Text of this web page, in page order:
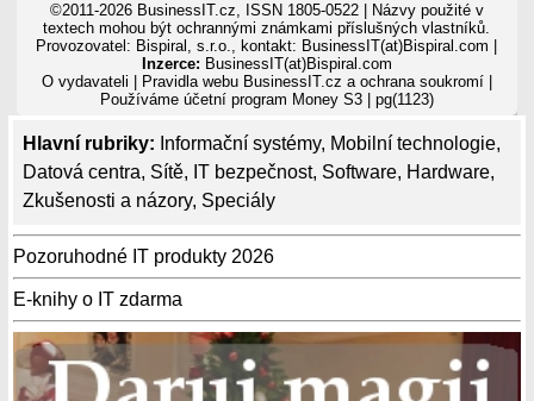
Hlavní rubriky: Informační systémy, Mobilní technologie,
Datová centra, Sítě, IT bezpečnost, Software, Hardware,
Zkušenosti a názory, Speciály
Pozoruhodné IT produkty 2026
E-knihy o IT zdarma
©2011-2026 BusinessIT.cz, ISSN 1805-0522 | Názvy použité v
textech mohou být ochrannými známkami příslušných vlastníků.
Provozovatel: Bispiral, s.r.o., kontakt: BusinessIT(at)Bispiral.com |
Inzerce: BusinessIT(at)Bispiral.com
O vydavateli
Pravidla webu BusinessIT.cz a ochrana soukromí|
Používáme účetní program Money S3| pg(1123)